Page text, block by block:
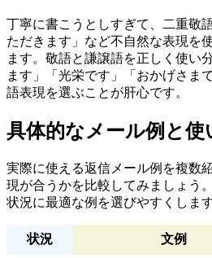
丁寧に書こうとしすぎて、二重敬
ただきます」など不自然な表現を
ます。敬語と謙譲語を正しく使い
ます」「光栄です」「おかげさま
語表現を選ぶことが肝心です。
具体的なメール例と使
実際に使える返信メール例を複数
現が合うかを比較してみましょう
状況に最適な例を選びやすくします
状況 文例